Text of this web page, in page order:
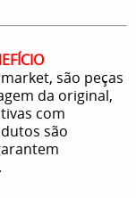
são peças
da original,
com
são